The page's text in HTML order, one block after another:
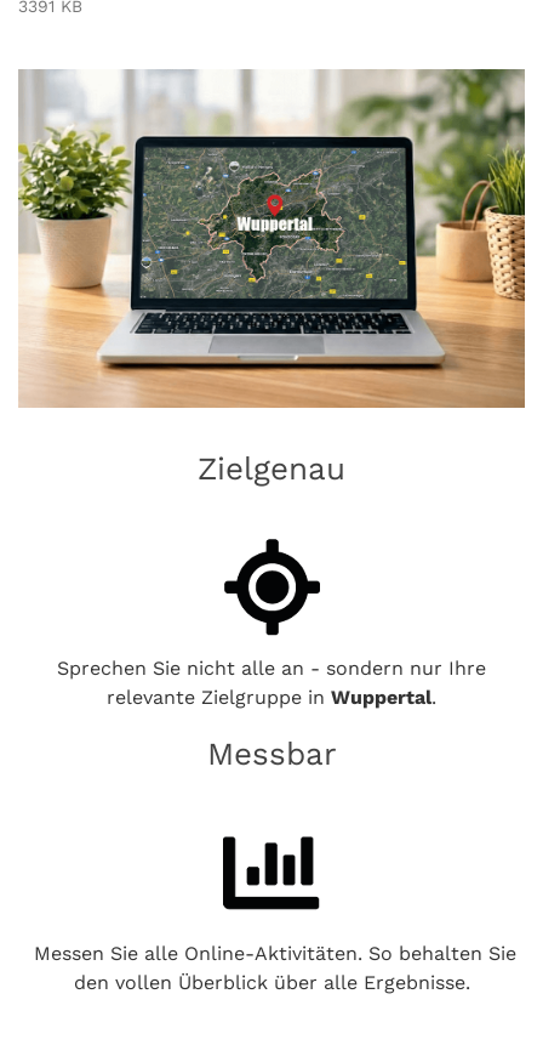
3391 KB
Zielgenau
Sprechen Sie nicht alle an - sondern nur Ihre
relevante Zielgruppe in Wuppertal.
Messbar
Messen Sie alle Online-Aktivitäten. So behalten Sie
den vollen Überblick über alle Ergebnisse.